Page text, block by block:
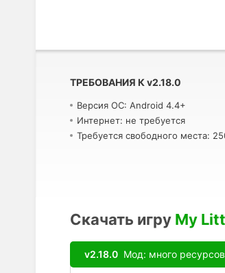
ТРЕБОВАНИЯ К v2.18.0
Версия ОС: Android 4.4+
Интернет: не требуется
Требуется свободного места:
Скачать игру My
v2.18.0 Мод: много ресурсов